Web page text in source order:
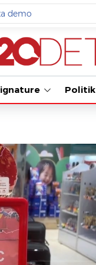
ramai dicari
hari ini
dicari
Politik